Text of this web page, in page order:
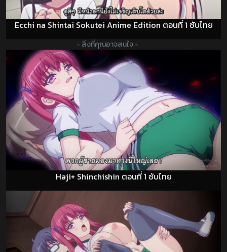
Ecchi na Shintai Sokutei Anime Edition ตอนที่ 1 ซับไทย
- สิ่งที่คุณอาจสนใจ -
Haji+ Shinchishin ตอนที่ 1 ซับไทย